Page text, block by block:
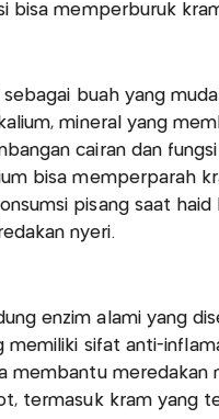
bisa memperburuk
sebagai buah yang
mineral yang
cairan dan
bisa memperparah
pisang saat haid
nyeri.
enzim alami yang
memiliki sifat anti-
membantu meredakan
termasuk kram yang